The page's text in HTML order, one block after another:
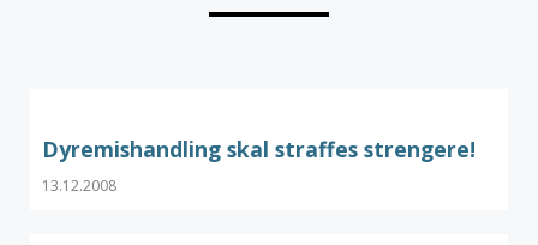
Dyremishandling skal straffes strengere!
13.12.2008